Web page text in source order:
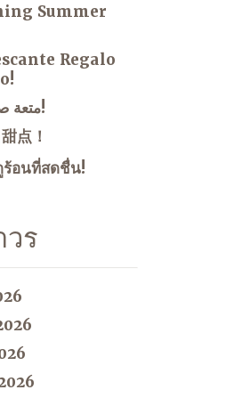
Summer
Regalo
متعة صيفية منعشة!
点！
อนที่สดชื่น!
วร